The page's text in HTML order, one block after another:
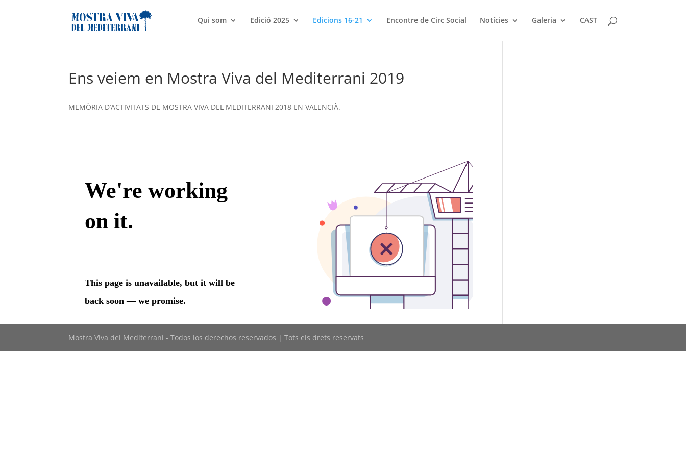
Qui som Edició 2025 Edicions 16-21 Encontre de Circ Social Notícies Galeria CAST
Ens veiem en Mostra Viva del Mediterrani 2019
MEMÒRIA D’ACTIVITATS DE MOSTRA VIVA DEL MEDITERRANI 2018 EN VALENCIÀ.
Mostra Viva del Mediterrani - Todos los derechos reservados | Tots els drets reservats